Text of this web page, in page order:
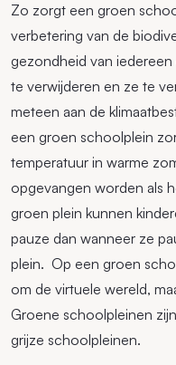
Zo zorgt een groen
verbetering van de
gezondheid van
te verwijderen en ze te
meteen aan de
een groen schoolplein
temperatuur in warme
opgevangen worden als
groen plein kunnen
pauze dan wanneer ze
plein. Op een groen
om de virtuele wereld,
Groene schoolpleinen
grijze schoolpleinen.